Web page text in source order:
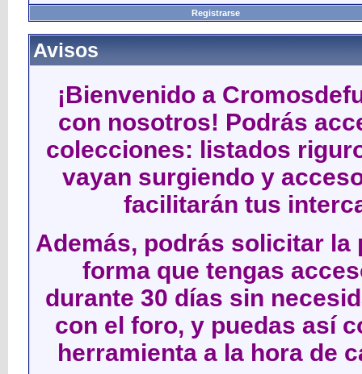
Registrarse
Avisos
¡Bienvenido a
con nosotros! Podrás
colecciones: listados
vayan surgiendo y
facilitarán tus
Además, podrás solicitar
forma que tengas
durante 30 días sin
con el foro, y puedas así
herramienta a la hora de